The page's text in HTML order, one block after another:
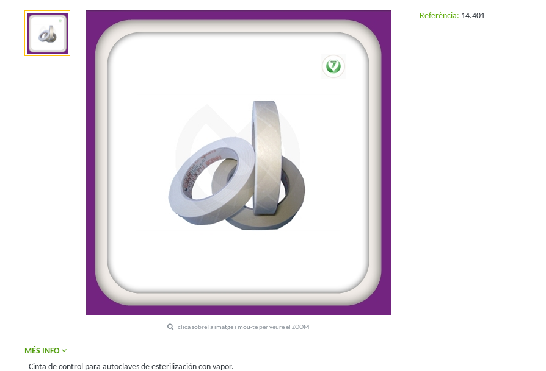
clica sobre la imatge i mou-te per veure el ZOOM
Referència: 14.401
MÉS INFO
Cinta de control para autoclaves de esterilización con vapor.